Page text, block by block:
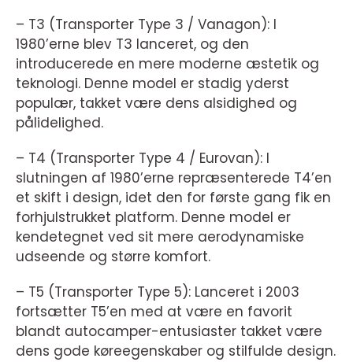
– T3 (Transporter Type 3 / Vanagon): I
1980’erne blev T3 lanceret, og den
introducerede en mere moderne æstetik og
teknologi. Denne model er stadig yderst
populær, takket være dens alsidighed og
pålidelighed.
– T4 (Transporter Type 4 / Eurovan): I
slutningen af 1980’erne repræsenterede T4’en
et skift i design, idet den for første gang fik en
forhjulstrukket platform. Denne model er
kendetegnet ved sit mere aerodynamiske
udseende og større komfort.
– T5 (Transporter Type 5): Lanceret i 2003
fortsætter T5’en med at være en favorit
blandt autocamper-entusiaster takket være
dens gode køreegenskaber og stilfulde design.